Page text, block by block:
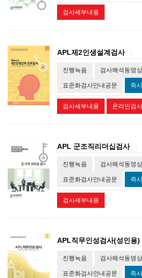
검사세부내용
APL제2인생설계검사
진행녹음 검사해석동영상
표준화검사안내공문 즉
검사세부내용 온라인검사
APL 군조직리더십검사
진행녹음 검사해석동영상
표준화검사안내공문 즉
검사세부내용
APL직무인성검사(성인용)
진행녹음 검사해석동영상
표준화검사안내공문 즉